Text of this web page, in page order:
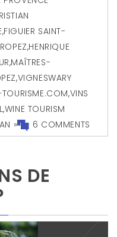
,FIGUIER SAINT-
,HENRIQUE
,MAÎTRES-
,VIGNESWARY
,VINS
,WINE TOURISM
» 6 COMMENTS
DE